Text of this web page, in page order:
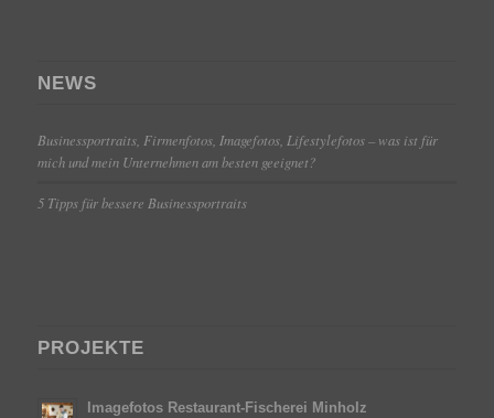
NEWS
Businessportraits, Firmenfotos, Imagefotos, Lifestylefotos – was ist für
mich und mein Unternehmen am besten geeignet?
5 Tipps für bessere Businessportraits
PROJEKTE
Imagefotos Restaurant-Fischerei Minholz